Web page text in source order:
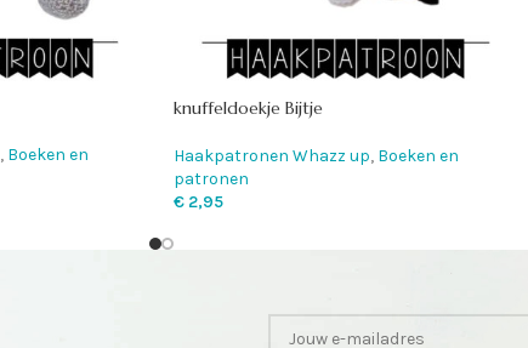
, Boeken en
knuffeldoekje Bijtje
Haakpatronen Whazz up, Boeken en
patronen
€ 2,95